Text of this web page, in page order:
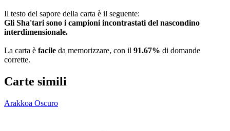
Il testo del sapore della carta è il seguente:
Gli Sha'tari sono i campioni incontrastati del nascondino
interdimensionale.
La carta è facile da memorizzare, con il 91.67% di domande
corrette.
Carte simili
Arakkoa Oscuro